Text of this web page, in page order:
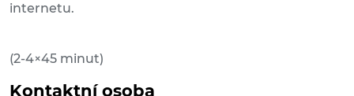
internetu.
(2-4×45 minut)
Kontaktní osoba